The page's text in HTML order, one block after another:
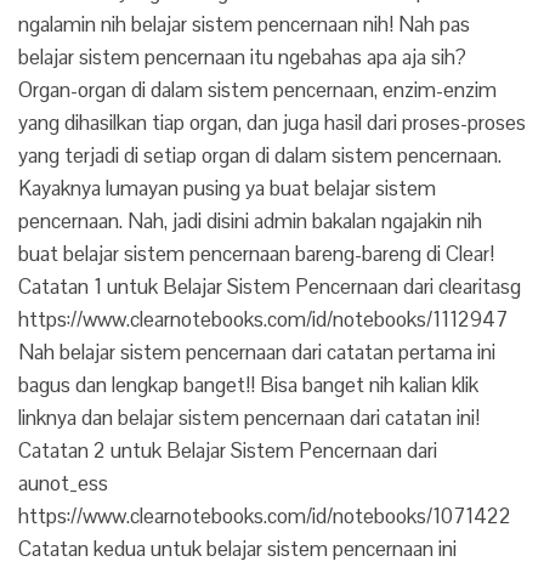
ngalamin nih belajar sistem pencernaan nih! Nah pas
belajar sistem pencernaan itu ngebahas apa aja sih?
Organ-organ di dalam sistem pencernaan, enzim-enzim
yang dihasilkan tiap organ, dan juga hasil dari proses-proses
yang terjadi di setiap organ di dalam sistem pencernaan.
Kayaknya lumayan pusing ya buat belajar sistem
pencernaan. Nah, jadi disini admin bakalan ngajakin nih
buat belajar sistem pencernaan bareng-bareng di Clear!
Catatan 1 untuk Belajar Sistem Pencernaan dari clearitasg
https://www.clearnotebooks.com/id/notebooks/1112947
Nah belajar sistem pencernaan dari catatan pertama ini
bagus dan lengkap banget!! Bisa banget nih kalian klik
linknya dan belajar sistem pencernaan dari catatan ini!
Catatan 2 untuk Belajar Sistem Pencernaan dari
aunot_ess
https://www.clearnotebooks.com/id/notebooks/1071422
Catatan kedua untuk belajar sistem pencernaan ini